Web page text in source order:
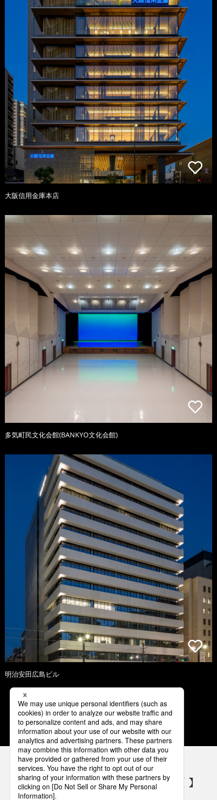
大阪信用金庫本店
多気町民文化会館(BANKYO文化会館)
明治安田広島ビル
1 2 3 4 5
パナソニックの電気設備 SNSアカウント